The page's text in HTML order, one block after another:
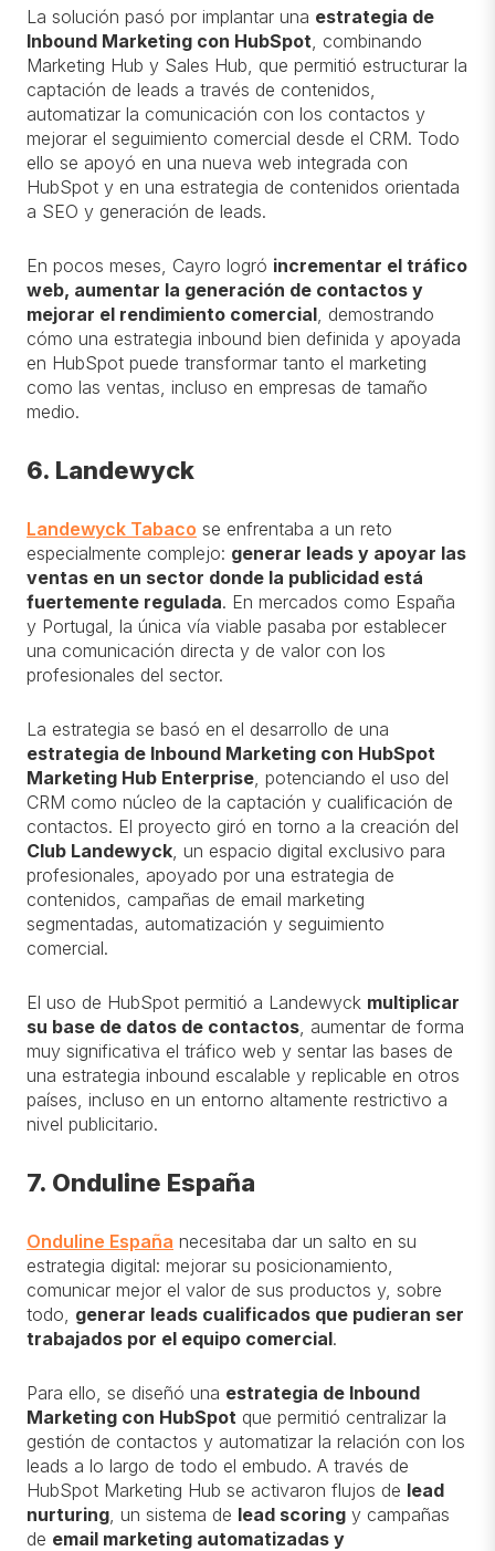
La solución pasó por implantar una estrategia de
Inbound Marketing con HubSpot, combinando
Marketing Hub y Sales Hub, que permitió estructurar la
captación de leads a través de contenidos,
automatizar la comunicación con los contactos y
mejorar el seguimiento comercial desde el CRM. Todo
ello se apoyó en una nueva web integrada con
HubSpot y en una estrategia de contenidos orientada
a SEO y generación de leads.
En pocos meses, Cayro logró incrementar el tráfico
web, aumentar la generación de contactos y
mejorar el rendimiento comercial, demostrando
cómo una estrategia inbound bien definida y apoyada
en HubSpot puede transformar tanto el marketing
como las ventas, incluso en empresas de tamaño
medio.
6. Landewyck
Landewyck Tabaco se enfrentaba a un reto
especialmente complejo: generar leads y apoyar las
ventas en un sector donde la publicidad está
fuertemente regulada. En mercados como España
y Portugal, la única vía viable pasaba por establecer
una comunicación directa y de valor con los
profesionales del sector.
La estrategia se basó en el desarrollo de una
estrategia de Inbound Marketing con HubSpot
Marketing Hub Enterprise, potenciando el uso del
CRM como núcleo de la captación y cualificación de
contactos. El proyecto giró en torno a la creación del
Club Landewyck, un espacio digital exclusivo para
profesionales, apoyado por una estrategia de
contenidos, campañas de email marketing
segmentadas, automatización y seguimiento
comercial.
El uso de HubSpot permitió a Landewyck multiplicar
su base de datos de contactos, aumentar de forma
muy significativa el tráfico web y sentar las bases de
una estrategia inbound escalable y replicable en otros
países, incluso en un entorno altamente restrictivo a
nivel publicitario.
7. Onduline España
Onduline España necesitaba dar un salto en su
estrategia digital: mejorar su posicionamiento,
comunicar mejor el valor de sus productos y, sobre
todo, generar leads cualificados que pudieran ser
trabajados por el equipo comercial.
Para ello, se diseñó una estrategia de Inbound
Marketing con HubSpot que permitió centralizar la
gestión de contactos y automatizar la relación con los
leads a lo largo de todo el embudo. A través de
HubSpot Marketing Hub se activaron flujos de lead
nurturing, un sistema de lead scoring y campañas
de email marketing automatizadas y